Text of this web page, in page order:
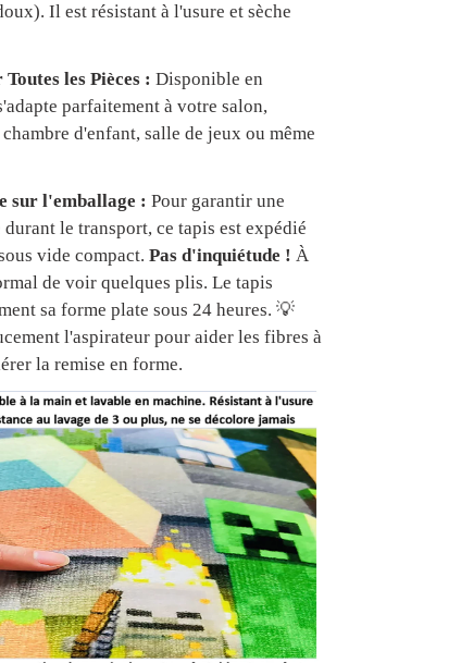
Il est résistant à l'usure et sèche
les Pièces : Disponible en
parfaitement à votre salon,
d'enfant, salle de jeux ou même
sur l'emballage : Pour garantir une
le transport, ce tapis est expédié
vide compact.Pas d'inquiétude ! À
de voir quelques plis. Le tapis
sa forme plate sous 24 heures. 💡
l'aspirateur pour aider les fibres à
la remise en forme.